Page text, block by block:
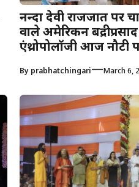
नन्दा देवी राजजात पर
वाले अमेरिकन
एंथ्रोपोलॉजी आज नौटी
By prabhatchingari—March 6,